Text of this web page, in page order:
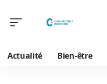
Actualité Bien-être